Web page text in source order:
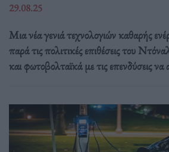
29.08.25
Μια νέα γενιά τεχνολογιών καθαρής
παρά τις πολιτικές επιθέσεις του
και φωτοβολταϊκά με τις επενδύσεις να